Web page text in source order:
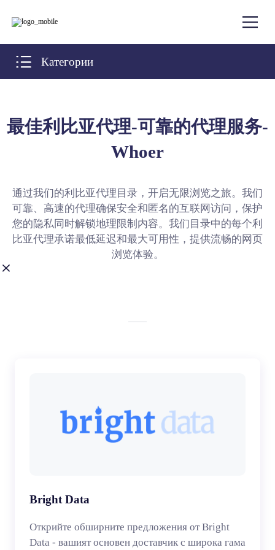
最佳利比亚代理-可靠的代理服务-
Whoer
通过我们的利比亚代理目录，开启无限浏览之旅。我们
可靠、高速的代理确保安全和匿名的互联网访问，保护
您的隐私同时解锁地理限制内容。我们目录中的每个利
比亚代理承诺最低延迟和最大可用性，提供流畅的网页
浏览体验。
Категории
Bright Data
Открийте обширните предложения от Bright
Data - вашият основен доставчик с широка гама